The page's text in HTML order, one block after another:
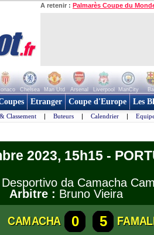
A retenir : Palmarès Coupe du
Chelsea Man Utd Arsenal Liverpool ManCity
Etranger Coupe d'Europe Les
Classement | Buteurs | Calendrier |
2023, 15h15 -
Desportivo da Camacha
Arbitre : Bruno Vieira
CAMACHA 0 5